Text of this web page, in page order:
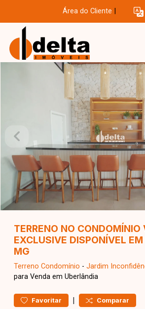
Área do Cliente
TERRENO NO CONDOMÍNIO
EXCLUSIVE DISPONÍVEL
MG
Terreno Condomínio - Jardim
para Venda em Uberlândia
Favoritar | Comparar